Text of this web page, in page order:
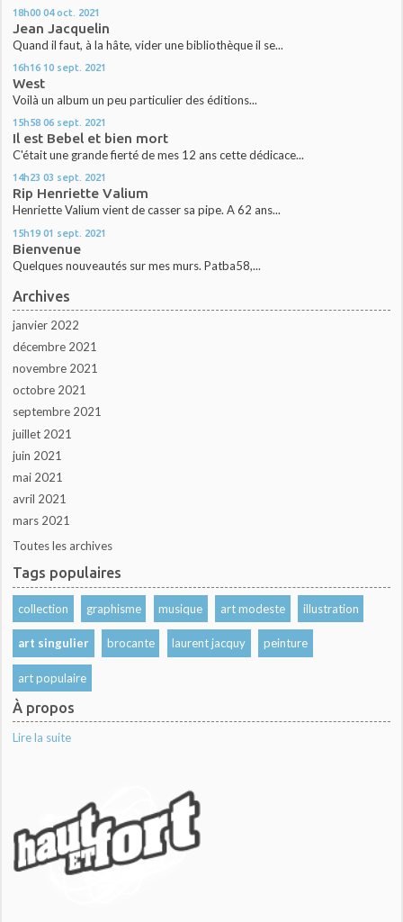
18h00 04 oct. 2021
Jean Jacquelin
Quand il faut, à la hâte, vider une bibliothèque il se...
16h16 10 sept. 2021
West
Voilà un album un peu particulier des éditions...
15h58 06 sept. 2021
Il est Bebel et bien mort
C'était une grande fierté de mes 12 ans cette dédicace...
14h23 03 sept. 2021
Rip Henriette Valium
Henriette Valium vient de casser sa pipe. A 62 ans...
15h19 01 sept. 2021
Bienvenue
Quelques nouveautés sur mes murs. Patba58,...
Archives
janvier 2022
décembre 2021
novembre 2021
octobre 2021
septembre 2021
juillet 2021
juin 2021
mai 2021
avril 2021
mars 2021
Toutes les archives
Tags populaires
collection graphisme musique art modeste illustration
art singulier brocante laurent jacquy peinture
art populaire
À propos
Lire la suite